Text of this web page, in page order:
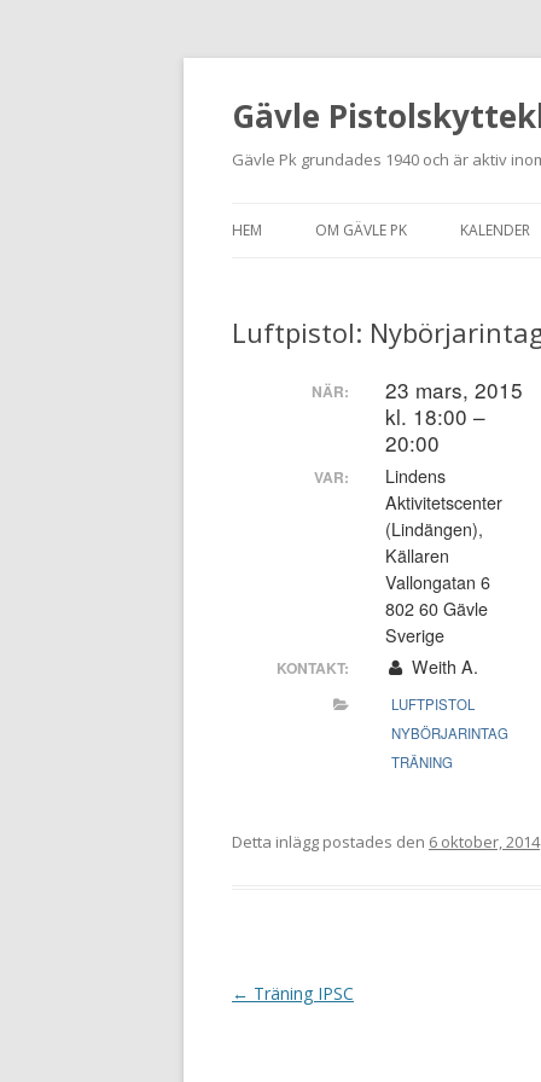
Gävle
Gävle Pk grundades 1940 och är aktiv
HEM OM GÄVLE PK
NYBÖRJARE
MEDLEMSANSÖKAN
KONTAKT
STADGAR
KALENDER
Luftpistol:
NÄR:
23 mars, 2015
kl. 18:00 –
20:00
VAR:
Lindens
Aktivitetscenter
(Lindängen),
Källaren
Vallongatan 6
802 60 Gävle
Sverige
KONTAKT: Weith A.
LUFTPISTOL
NYBÖRJARINTAG
TRÄNING
Detta inlägg postades den 6 oktober, 2014
I← Träning IPSC